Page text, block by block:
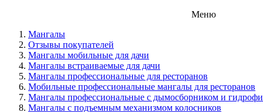
Меню
Мангалы
Отзывы покупателей
Мангалы мобильные для дачи
Мангалы встраиваемые для дачи
Мангалы профессиональные для ресторанов
Мобильные профессиональные мангалы для ресторанов
Мангалы профессиональные с дымосборником и
Мангалы с подъемным механизмом колосников